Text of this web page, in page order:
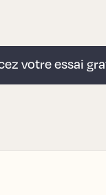
votre essai